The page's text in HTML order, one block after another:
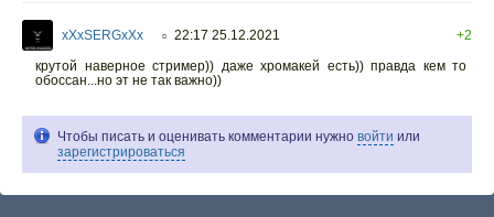
xXxSERGxXx ○ 22:17 25.12.2021
+2
крутой наверное стример)) даже хромакей есть)) правда кем то
обоссан...но эт не так важно))
Чтобы писать и оценивать комментарии нужно войти или
зарегистрироваться